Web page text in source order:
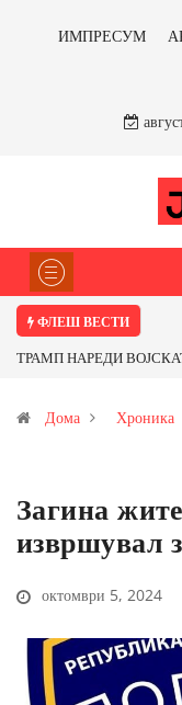
ИМПРЕСУМ
ФЛЕШ ВЕСТИ
ТРАМП НАРЕДИ
Иловица и со антимонот?
Дома Хроника
Загина
извршувал
октомври 5, 2024